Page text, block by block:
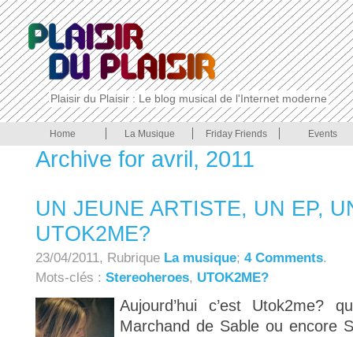
Plaisir du Plaisir : Le blog musical de l'Internet moderne
Home La Musique Friday Friends Events
Archive for avril, 2011
UN JEUNE ARTISTE, UN EP,
UTOK2ME?
23/04/2011, Rubrique La musique; 4 Comments.
Mots-clés : Stereoheroes, UTOK2ME?
Aujourd’hui c’est Utok2me?
Marchand de Sable ou encore